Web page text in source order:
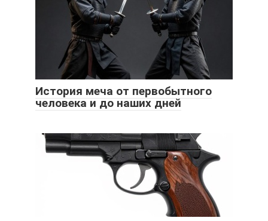
История меча от первобытного
человека и до наших дней